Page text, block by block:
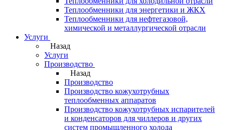
Теплообменники для энергетики и ЖКХ
Теплообменники для нефтегазовой,
химической и металлургической отрасли
Услуги
Назад
Услуги
Производство
Назад
Производство
Производство кожухотрубных
теплообменных аппаратов
Производство кожухотрубных испарителей
и конденсаторов для чиллеров и других
систем промышленного холода